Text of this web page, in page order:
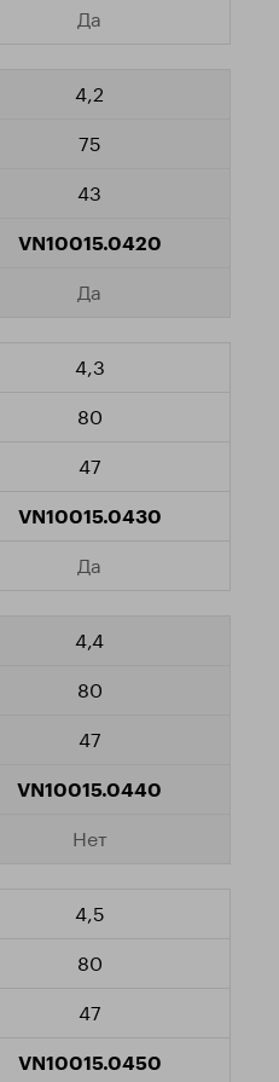
Да
4,2
75
43
VN10015.0420
Да
4,3
80
47
VN10015.0430
Да
4,4
80
47
VN10015.0440
Нет
4,5
80
47
VN10015.0450